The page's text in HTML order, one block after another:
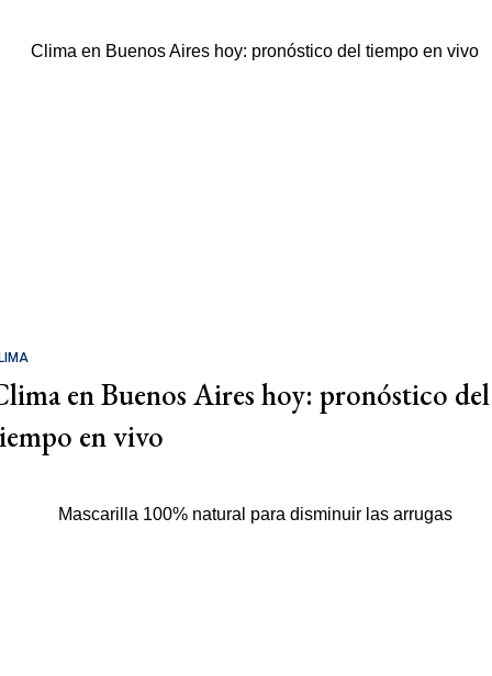
en Buenos Aires hoy: pronóstico del
en vivo